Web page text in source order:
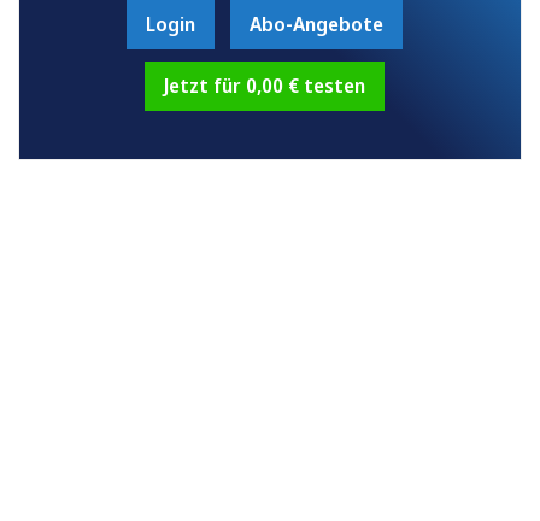
Login Abo-Angebote
Jetzt für 0,00 € testen